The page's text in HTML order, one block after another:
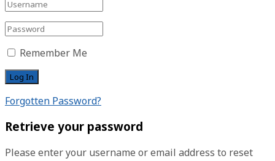
Remember Me
Forgotten Password?
Retrieve your password
Please enter your username or email address to reset